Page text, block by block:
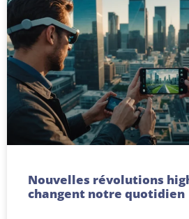
Nouvelles révolutions
changent notre quotidien